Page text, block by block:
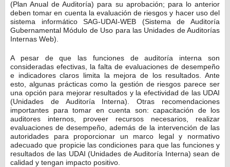
(Plan Anual de Auditoría) para su aprobación; para lo anterior
deben tomar en cuenta la evaluación de riesgos y hacer uso del
sistema informático SAG-UDAI-WEB (Sistema de Auditoría
Gubernamental Módulo de Uso para las Unidades de Auditorías
Internas Web).
A pesar de que las funciones de auditoría interna son
consideradas efectivas, la falta de evaluaciones de desempeño
e indicadores claros limita la mejora de los resultados. Ante
esto, algunas prácticas como la gestión de riesgos parece ser
una opción para mejorar resultados y la efectividad de las UDAI
(Unidades de Auditoría Interna). Otras recomendaciones
importantes para tomar en cuenta son: capacitación de los
auditores internos, proveer recursos necesarios, realizar
evaluaciones de desempeño, además de la intervención de las
autoridades para proporcionar un marco legal y normativo
adecuado que propicie las condiciones para que las funciones y
resultados de las UDAI (Unidades de Auditoría Interna) sean de
calidad y tengan impacto positivo.